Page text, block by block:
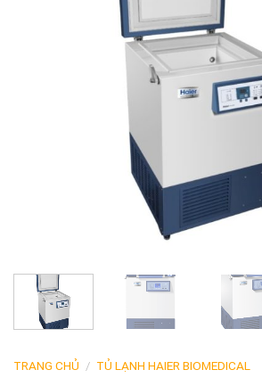
TRANG CHỦ / TỦ LẠNH HAIER BIOMEDICAL